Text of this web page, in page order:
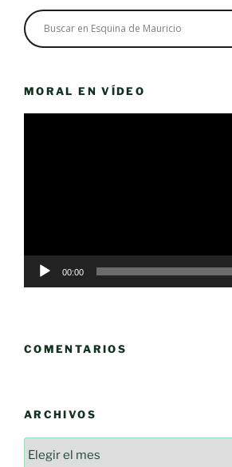
MORAL EN VÍDEO
00:00
COMENTARIOS
ARCHIVOS